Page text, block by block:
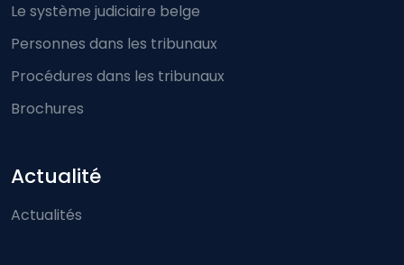
Le système judiciaire belge
Personnes dans les tribunaux
Procédures dans les tribunaux
Brochures
Actualité
Actualités